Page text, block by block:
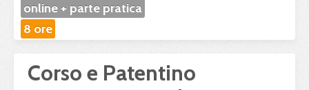
online + parte pratica
8 ore
Corso e Patentino